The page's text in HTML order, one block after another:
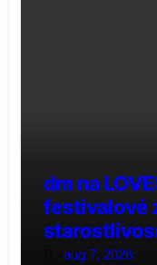
dm na
festivalové
aug 7, 2026